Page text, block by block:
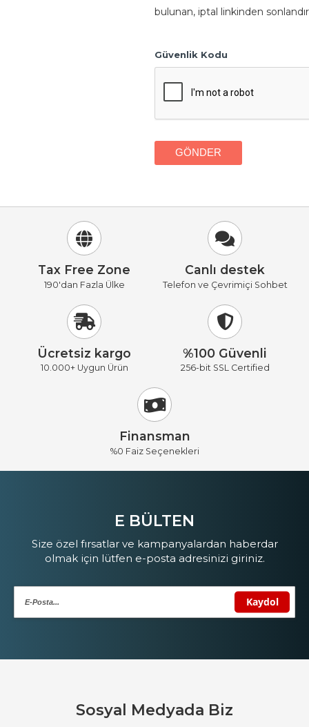
bulunan, iptal linkinden
Güvenlik Kodu
Tax Free Zone
190'dan Fazla Ülke
Canlı destek
Telefon ve Çevrimiçi Sohbet
Ücretsiz kargo
10.000+ Uygun Ürün
%100 Güvenli
256-bit SSL Certified
Finansman
%0 Faiz Seçenekleri
E BÜLTEN
Size özel fırsatlar ve kampanyalardan haberdar
olmak için lütfen e-posta adresinizi giriniz.
Sosyal Medyada Biz